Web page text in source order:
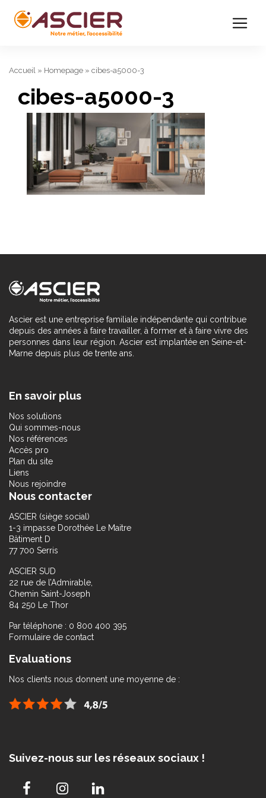
Accueil » Homepage » cibes-a5000-3
cibes-a5000-3
Ascier est une entreprise familiale indépendante qui contribue
depuis des années à faire travailler, à former et à faire vivre des
personnes dans leur région. Ascier est implantée en Seine-et-
Marne depuis plus de trente ans.
En savoir plus
Nos solutions
Qui sommes-nous
Nos références
Accès pro
Plan du site
Liens
Nous rejoindre
Nous contacter
ASCIER (siège social)
1-3 impasse Dorothée Le Maitre
Bâtiment D
77 700 Serris
ASCIER SUD
22 rue de l’Admirable,
Chemin Saint-Joseph
84 250 Le Thor
Par téléphone : 0 800 400 395
Formulaire de contact
Evaluations
Nos clients nous donnent une moyenne de :
Suivez-nous sur les réseaux sociaux !